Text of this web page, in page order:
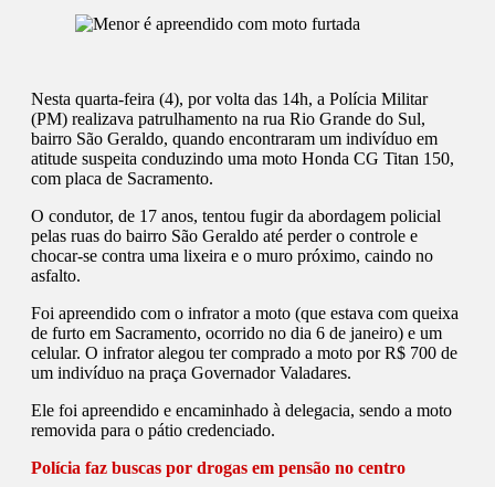
Nesta quarta-feira (4), por volta das 14h, a Polícia Militar
(PM) realizava patrulhamento na rua Rio Grande do Sul,
bairro São Geraldo, quando encontraram um indivíduo em
atitude suspeita conduzindo uma moto Honda CG Titan 150,
com placa de Sacramento.
O condutor, de 17 anos, tentou fugir da abordagem policial
pelas ruas do bairro São Geraldo até perder o controle e
chocar-se contra uma lixeira e o muro próximo, caindo no
asfalto.
Foi apreendido com o infrator a moto (que estava com queixa
de furto em Sacramento, ocorrido no dia 6 de janeiro) e um
celular. O infrator alegou ter comprado a moto por R$ 700 de
um indivíduo na praça Governador Valadares.
Ele foi apreendido e encaminhado à delegacia, sendo a moto
removida para o pátio credenciado.
Polícia faz buscas por drogas em pensão no centro